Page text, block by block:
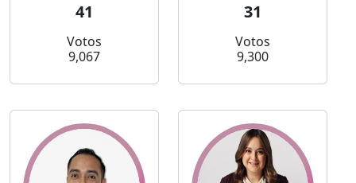
41
Votos
9,067
31
Votos
9,300